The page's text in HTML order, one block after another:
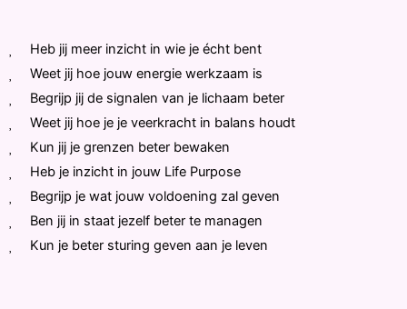
Heb jij meer inzicht in wie je écht bent
Weet jij hoe jouw energie werkzaam is
Begrijp jij de signalen van je lichaam beter
Weet jij hoe je je veerkracht in balans houdt
Kun jij je grenzen beter bewaken
Heb je inzicht in jouw Life Purpose
Begrijp je wat jouw voldoening zal geven
Ben jij in staat jezelf beter te managen
Kun je beter sturing geven aan je leven